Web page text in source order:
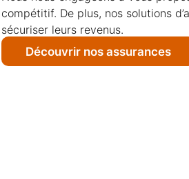
compétitif. De plus, nos solutions
sécuriser leurs revenus.
Découvrir nos assurances